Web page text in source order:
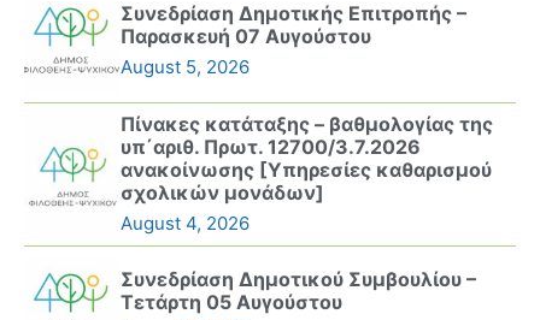
Συνεδρίαση Δημοτικής Επιτροπής –
Παρασκευή 07 Αυγούστου
August 5, 2026
Πίνακες κατάταξης – βαθμολογίας της
υπ΄αριθ. Πρωτ. 12700/3.7.2026
ανακοίνωσης [Υπηρεσίες καθαρισμού
σχολικών μονάδων]
August 4, 2026
Συνεδρίαση Δημοτικού Συμβουλίου –
Τετάρτη 05 Αυγούστου